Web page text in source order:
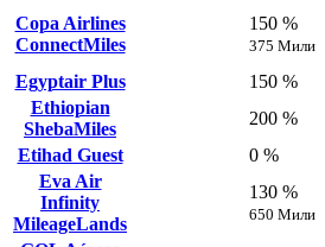
Copa Airlines
ConnectMiles
150 %
375 Мили
Egyptair Plus 150 %
Ethiopian
ShebaMiles
200 %
Etihad Guest
0 %
Eva Air
Infinity
MileageLands
130 %
650 Мили